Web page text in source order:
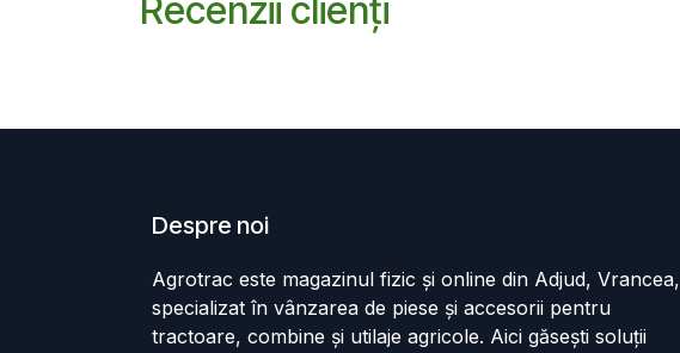
Recenzii clienți
Despre noi
Agrotrac este magazinul fizic și online din Adjud, Vrancea,
specializat în vânzarea de piese și accesorii pentru
tractoare, combine și utilaje agricole. Aici găsești soluții